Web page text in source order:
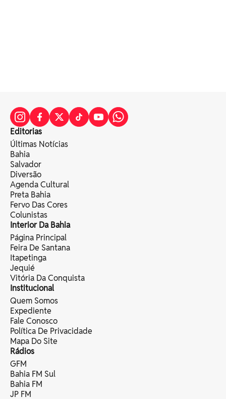
Editorias
Últimas Notícias
Bahia
Salvador
Diversão
Agenda Cultural
Preta Bahia
Fervo Das Cores
Colunistas
Interior Da Bahia
Página Principal
Feira De Santana
Itapetinga
Jequié
Vitória Da Conquista
Institucional
Quem Somos
Expediente
Fale Conosco
Política De Privacidade
Mapa Do Site
Rádios
GFM
Bahia FM Sul
Bahia FM
JP FM